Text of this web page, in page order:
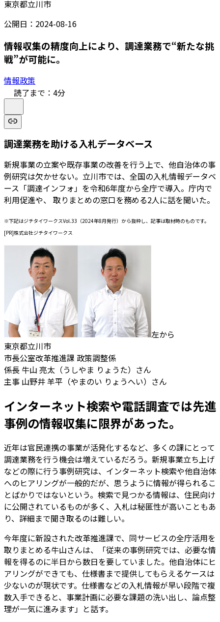
東京都立川市
公開日： 2024-08-16
情報収集の精度向上により、調達業務で“新たな挑
戦”が可能に。
情報政策
読了まで： 4分
調達業務を助ける入札データベース
新規事業の立案や既存事業の改善を行う上で、他自治体の事
例研究は欠かせない。立川市では、全国の入札情報データベ
ース「調達インフォ」を令和6年度から全庁で導入。庁内で
利用促進や、 取りまとめの窓口を務める2人に話を聞いた。
※下記はジチタイワークスVol.33（2024年8月発行）から抜粋し、記事は取材時のものです。
[PR]株式会社ジチタイワークス
左から
東京都立川市
市長公室改革推進課 政策調整係
係長 牛山 亮太（うしやま りょうた）さん
主事 山野井 羊平（やまのい りょうへい）さん
インターネット検索や電話調査では先進
事例の情報収集に限界があった。
近年は官民連携の事業が活発化するなど、多くの課にとって
調達業務を行う機会は増えているだろう。新規事業立ち上げ
などの際に行う事例研究は、インターネット検索や他自治体
へのヒアリングが一般的だが、思うように情報が得られるこ
とばかりではないという。検索で見つかる情報は、住民向け
に公開されているものが多く、入札は秘匿性が高いこともあ
り、詳細まで聞き取るのは難しい。
今年度に新設された改革推進課で、同サービスの全庁活用を
取りまとめる牛山さんは、「従来の事例研究では、必要な情
報を得るのに半日から数日を要していました。他自治体にヒ
アリングができても、仕様書まで提供してもらえるケースは
少ないのが現状です。仕様書などの入札情報が早い段階で複
数入手できると、事業計画に必要な課題の洗い出し、論点整
理が一気に進みます」と話す。